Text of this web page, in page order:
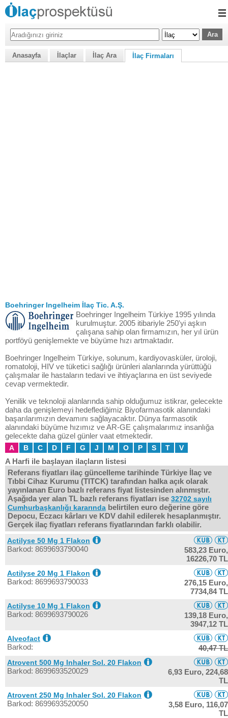
Anasayfa İlaçlar İlaç Ara İlaç Firmaları
Boehringer Ingelheim İlaç Tic. A.Ş.
Boehringer Ingelheim Türkiye 1995 yılında
kurulmuştur. 2005 itibariyle 250'yi aşkın
çalışana sahip olan firmamızın, her yıl ürün
portföyü genişlemekte ve büyüme hızı artmaktadır.
Boehringer Ingelheim Türkiye, solunum, kardiyovasküler, üroloji,
romatoloji, HIV ve tüketici sağlığı ürünleri alanlarında yürüttüğü
çalışmalar ile hastaların tedavi ve ihtiyaçlarına en üst seviyede
cevap vermektedir.
Yenilik ve teknoloji alanlarında sahip olduğumuz istikrar, gelecekte
daha da genişlemeyi hedeflediğimiz Biyofarmasotik alanındaki
başarılarımızın devamını sağlayacaktır. Dünya farmasotik
alanındaki büyüme hızımız ve AR-GE çalışmalarımız insanlığa
gelecekte daha güzel günler vaat etmektedir.
A B C D F G J M O P S T V
A Harfi ile başlayan ilaçların listesi
Referans fiyatları ilaç güncelleme tarihinde Türkiye İlaç ve
Tıbbi Cihaz Kurumu (TITCK) tarafından halka açık olarak
yayınlanan Euro bazlı referans fiyat listesinden alınmıştır.
Aşağıda yer alan TL bazlı referans fiyatları ise 32702 sayılı
Cumhurbaşkanlığı kararında belirtilen euro değerine göre
Depocu, Eczacı kârları ve KDV dahil edilerek hesaplanmıştır.
Gerçek ilaç fiyatları referans fiyatlarından farklı olabilir.
Actilyse 50 Mg 1 Flakon
Barkod: 8699693790040
583,23 Euro,
16226,70 TL
Actilyse 20 Mg 1 Flakon
Barkod: 8699693790033
276,15 Euro,
7734,84 TL
Actilyse 10 Mg 1 Flakon
Barkod: 8699693790026
139,18 Euro,
3947,12 TL
Alveofact
Barkod: 40,47 TL
Atrovent 500 Mg Inhaler Sol. 20 Flakon
Barkod: 8699693520029 6,93 Euro, 224,68
TL
Atrovent 250 Mg Inhaler Sol. 20 Flakon
Barkod: 8699693520050 3,58 Euro, 116,07
TL